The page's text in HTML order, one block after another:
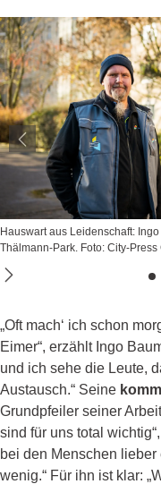
Hauswart aus Leidenschaft:
Thälmann-Park. Foto: City-Press
„Oft mach‘ ich schon
Eimer“, erzählt Ingo
und ich sehe die Leute,
Austausch.“ Seine
Grundpfeiler seiner
sind für uns total
bei den Menschen
wenig.“ Für ihn ist klar: